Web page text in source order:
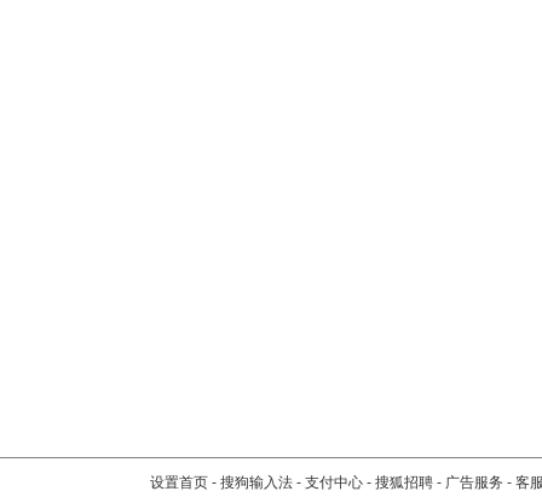
设置首页 - 搜狗输入法 - 支付中心 - 搜狐招聘 - 广告服务 - 客